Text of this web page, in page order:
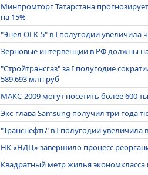
Минпромторг Татарстана
на 15%
"Энел ОГК-5" в I полугодии увеличила
Зерновые интервенции в РФ должны
"Стройтрансгаз" за I полугодие
589.693 млн руб
МАКС-2009 могут посетить более 600
Экс-глава Samsung получил три года
"Транснефть" в I полугодии
НК «НДЦ» завершило процесс
Квадратный метр жилья